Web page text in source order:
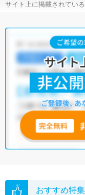
サイト上に掲載されている
にお申
座間市の機能訓練指導員
積極採用中・正社員(
他の条件でも人気の求人
いただくか、お気軽にお
全国の機能訓練指導員求人
無料転職支援サービスに
グした上で求人をご提案
ご希望条件がまだ定まっ
た求人特集をぜひご活用
おすすめ特集